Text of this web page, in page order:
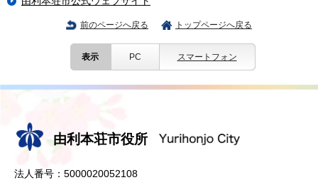
前のページへ戻る トップページへ戻る
表示 PC スマートフォン
由利本荘市役所
法人番号：5000020052108